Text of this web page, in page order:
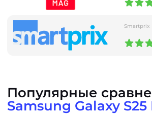
Smartprix
Популярные
Samsung Galaxy S25